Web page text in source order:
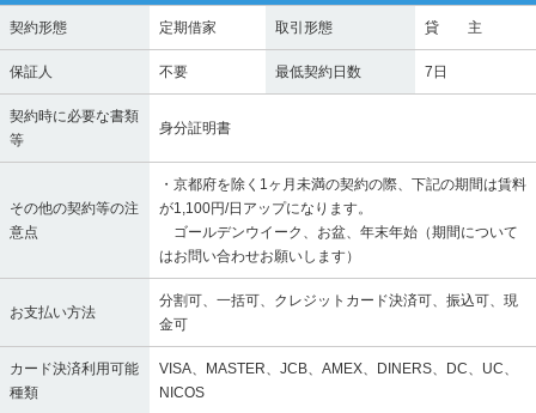
契約形態 定期借家 取引形態 貸 主
保証人 不要 最低契約日数 7日
契約時に必要な書類
等
身分証明書
その他の契約等の注
意点
・京都府を除く1ヶ月未満の契約の際、下記の期間は賃料
が1,100円/日アップになります。
ゴールデンウイーク、お盆、年末年始（期間について
はお問い合わせお願いします）
お支払い方法
分割可、一括可、クレジットカード決済可、振込可、現
金可
カード決済利用可能
種類
VISA、MASTER、JCB、AMEX、DINERS、DC、UC、
NICOS